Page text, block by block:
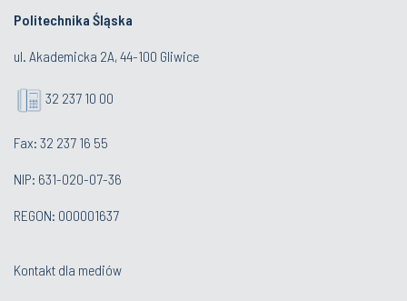
Politechnika Śląska
ul. Akademicka 2A, 44-100 Gliwice
32 237 10 00
Fax: 32 237 16 55
NIP: 631-020-07-36
REGON: 000001637
Kontakt dla mediów